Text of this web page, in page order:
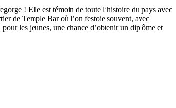
! Elle est témoin de toute l’histoire du pays avec
de Temple Bar où l’on festoie souvent, avec
les jeunes, une chance d’obtenir un diplôme et